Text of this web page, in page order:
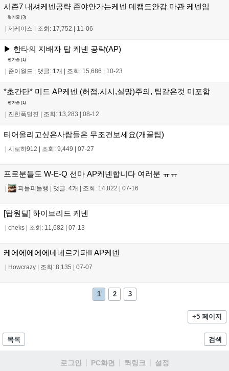
시즌7 내셔케넨공략 존야안가는케넨 데캡도안감 마관 케넨임
평가중 (3)
제레이스 조회: 17,752 11-06
▶ 한타의 지배자 탑 케넨 공략(AP)
평가중 (1)
준이월드 댓글: 1개 조회: 15,686 10-23
*초간단* 미드 AP케넨 (허접,시시,실망)주의, 팁같은것 미포함
평가중 (1)
| 진한폭딜진 | 조회: 13,283 | 08-12
티어올리고싶은사람들은 무조건보세요(개꿀팁)
| 시로하912 | 조회: 9,449 | 07-27
프로분들도 W-E-Q 선마 AP케넨합니다 여러분 ㅠㅠ
| 피들피들행 | 댓글: 4개 | 조회: 14,822 | 07-16
[탑원딜] 하이브리드 케넨
| cheks | 조회: 11,682 | 07-13
케에에에에에네네르기파!! AP케넨
| Howcrazy | 조회: 8,135 | 07-07
1 2 3
+5 페이지
목록 검색
로그인 PC화면 퀵링크 설정